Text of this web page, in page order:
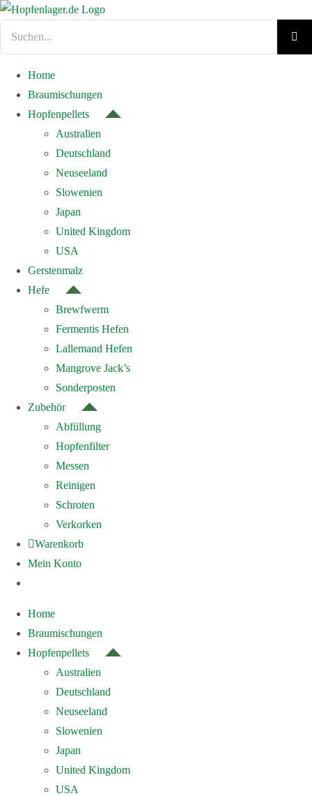
Zum
Home
Braumischungen
Hopfenpellets
Australien
Deutschland
Neuseeland
Slowenien
Japan
United Kingdom
USA
Gerstenmalz
Hefe
Brewfwerm
Fermentis Hefen
Lallemand Hefen
Mangrove Jack’s
Sonderposten
Zubehör
Abfüllung
Hopfenfilter
Messen
Reinigen
Schroten
Verkorken
Warenkorb
Mein Konto
Home
Braumischungen
Hopfenpellets
Australien
Deutschland
Neuseeland
Slowenien
Japan
United Kingdom
USA